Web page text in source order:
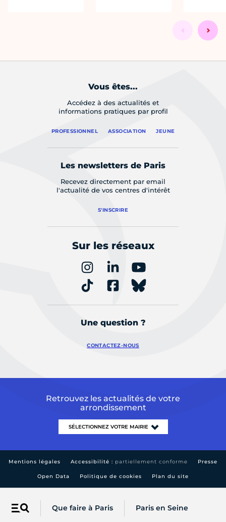
Menu Que faire à Paris Paris en Seine
Vous êtes...
Accédez à des actualités et
informations pratiques par profil
PROFESSIONNEL ASSOCIATION JEUNE
Les newsletters de Paris
Recevez directement par email
l'actualité de vos centres d'intérêt
S'INSCRIRE
Sur les réseaux
Une question ?
CONTACTEZ-NOUS
Retrouvez les actualités de votre
arrondissement
Mentions légales Accessibilité : partiellement conforme Presse
Open Data Politique de cookies Plan du site